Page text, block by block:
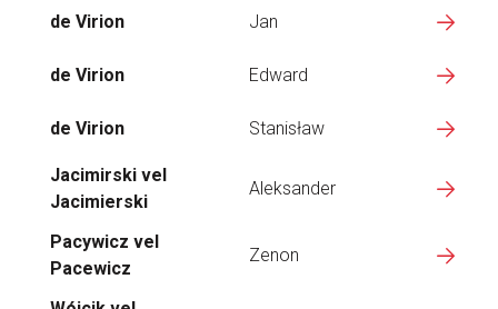
de Virion Jan
de Virion Edward
de Virion Stanisław
Jacimirski vel
Jacimierski
Aleksander
Pacywicz vel
Pacewicz
Zenon